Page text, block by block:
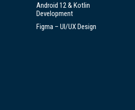
Android 12 & Kotlin
Development
Figma – UI/UX Design